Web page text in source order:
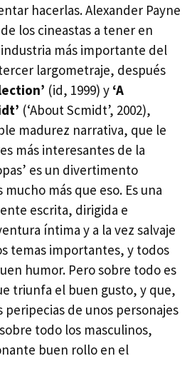
hacerlas. Alexander Payne
los cineastas a tener en
más importante del
largometraje, después
(id, 1999) y ‘A
(‘About Scmidt’, 2002),
madurez narrativa, que le
más interesantes de la
es un divertimento
más que eso. Es una
escrita, dirigida e
íntima y a la vez salvaje
temas importantes, y todos
humor. Pero sobre todo es
triunfa el buen gusto, y que,
peripecias de unos personajes
todo los masculinos,
buen rollo en el